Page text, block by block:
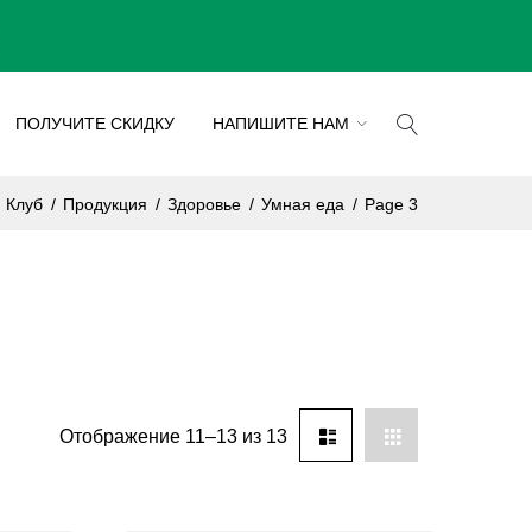
ПОЛУЧИТЕ СКИДКУ НАПИШИТЕ НАМ
Клуб / Продукция / Здоровье / Умная еда / Page 3
Отображение 11–13 из 13